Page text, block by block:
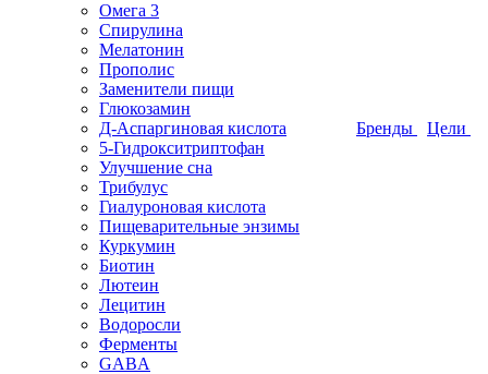
Омега 3
Спирулина
Мелатонин
Прополис
Заменители пищи
Глюкозамин
Д-Аспаргиновая кислота
5-Гидрокситриптофан
Улучшение сна
Трибулус
Гиалуроновая кислота
Пищеварительные энзимы
Куркумин
Биотин
Лютеин
Лецитин
Водоросли
Ферменты
GABA
Бренды Цели